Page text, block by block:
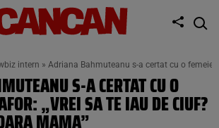
intern » Adriana Bahmuteanu s-a certat cu o femeie
S-A CERTAT CU O
„VREI SA TE IAU DE CIUF?
MAMA”